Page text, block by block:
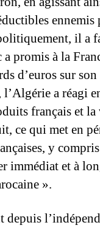
il a
promis à la
d’euros sur
a réagi
français et la
ce qui met en
y
immédiat et à
».